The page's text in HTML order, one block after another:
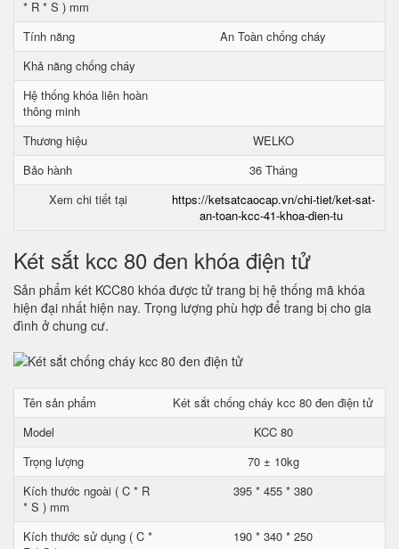
* R * S ) mm
Tính năng
An Toàn chống cháy
Khả năng chống cháy
Hệ thống khóa liên hoàn
thông minh
Thương hiệu
WELKO
Bảo hành
36 Tháng
Xem chi tiết tại
https://ketsatcaocap.vn/chi-tiet/ket-sat-
an-toan-kcc-41-khoa-dien-tu
Két sắt kcc 80 đen khóa điện tử
Sản phẩm két KCC80 khóa được tử trang bị hệ thống mã khóa
hiện đại nhất hiện nay. Trọng lượng phù hợp để trang bị cho gia
đình ở chung cư.
Tên sản phẩm
Két sắt chống cháy kcc 80 đen điện tử
Model
KCC 80
Trọng lượng
70 ± 10kg
Kích thước ngoài ( C * R
* S ) mm
395 * 455 * 380
Kích thước sử dụng ( C *
190 * 340 * 250